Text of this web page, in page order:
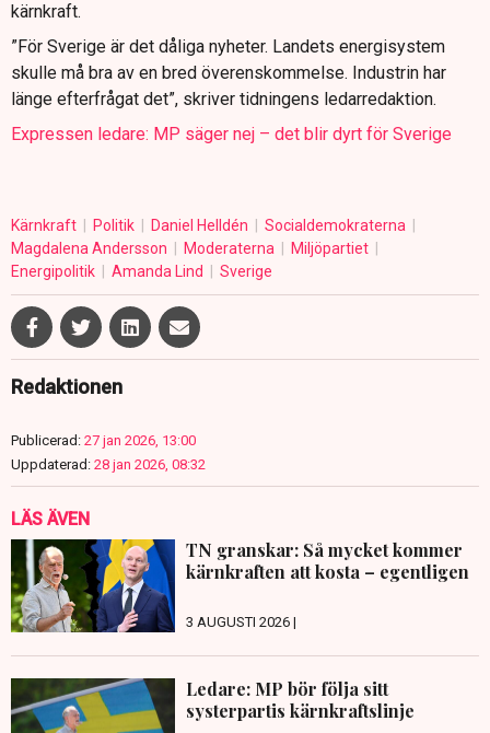
kärnkraft.
”För Sverige är det dåliga nyheter. Landets energisystem
skulle må bra av en bred överenskommelse. Industrin har
länge efterfrågat det”, skriver tidningens ledarredaktion.
Expressen ledare: MP säger nej – det blir dyrt för Sverige
Kärnkraft Politik Daniel Helldén
Socialdemokraterna
Magdalena Andersson
Moderaterna
Miljöpartiet
Energipolitik
Amanda Lind Sverige
Redaktionen
Publicerad: 27 jan 2026, 13:00
Uppdaterad: 28 jan 2026, 08:32
LÄS ÄVEN
TN granskar: Så mycket kommer
kärnkraften att kosta – egentligen
3 AUGUSTI 2026 |
Ledare: MP bör följa sitt
systerpartis kärnkraftslinje